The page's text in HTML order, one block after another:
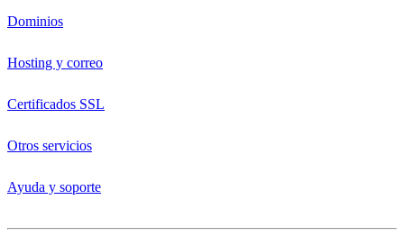
Dominios
Hosting y correo
Certificados SSL
Otros servicios
Ayuda y soporte